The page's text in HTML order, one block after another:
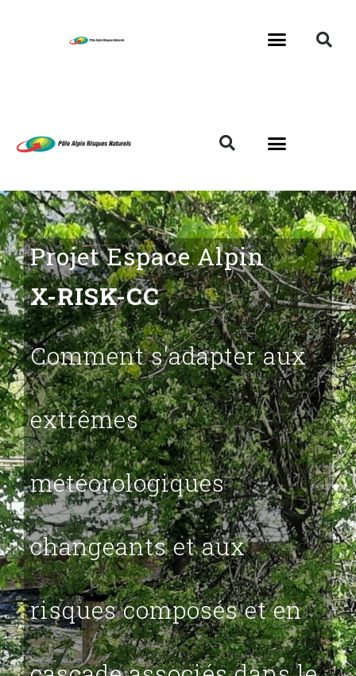
Projet Espace Alpin
X-RISK-CC
Comment s'adapter aux
extrêmes
météorologiques
changeants et aux
risques composés et en